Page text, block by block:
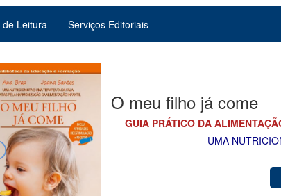
Leitura Serviços Editoriais
O meu filho já come
GUIA PRÁTICO DA
UMA